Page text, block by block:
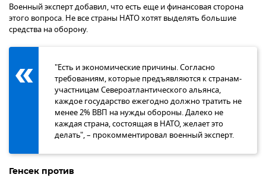
Военный эксперт добавил, что есть еще и финансовая сторона
этого вопроса. Не все страны НАТО хотят выделять большие
средства на оборону.
"Есть и экономические причины. Согласно
требованиям, которые предъявляются к странам-
участницам Североатлантического альянса,
каждое государство ежегодно должно тратить не
менее 2% ВВП на нужды обороны. Далеко не
каждая страна, состоящая в НАТО, желает это
делать", – прокомментировал военный эксперт.
Генсек против